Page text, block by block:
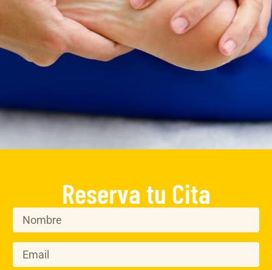
Reserva tu Cita